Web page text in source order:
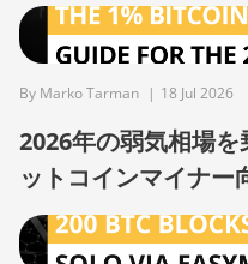
S21 Pro
BITMAIN AntMiner
S21 XP (270Th)
BITMAIN AntMiner
S21 XP Hyd (473Th)
BITMAIN AntMiner
S21 XP Immersion
(300Th)
By Marko Tarman | 18 Jul 2026
2026年の弱気相場
ットコインマイナー